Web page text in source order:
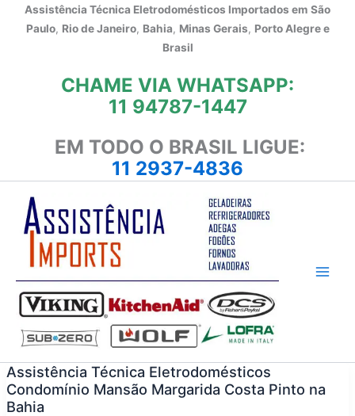
Assistência Técnica Eletrodomésticos Importados em São
Paulo, Rio de Janeiro, Bahia, Minas Gerais, Porto Alegre e
Brasil
CHAME VIA WHATSAPP:
11 94787-1447
EM TODO O BRASIL LIGUE:
11 2937-4836
Assistência Técnica Eletrodomésticos
Condomínio Mansão Margarida Costa Pinto na
Bahia